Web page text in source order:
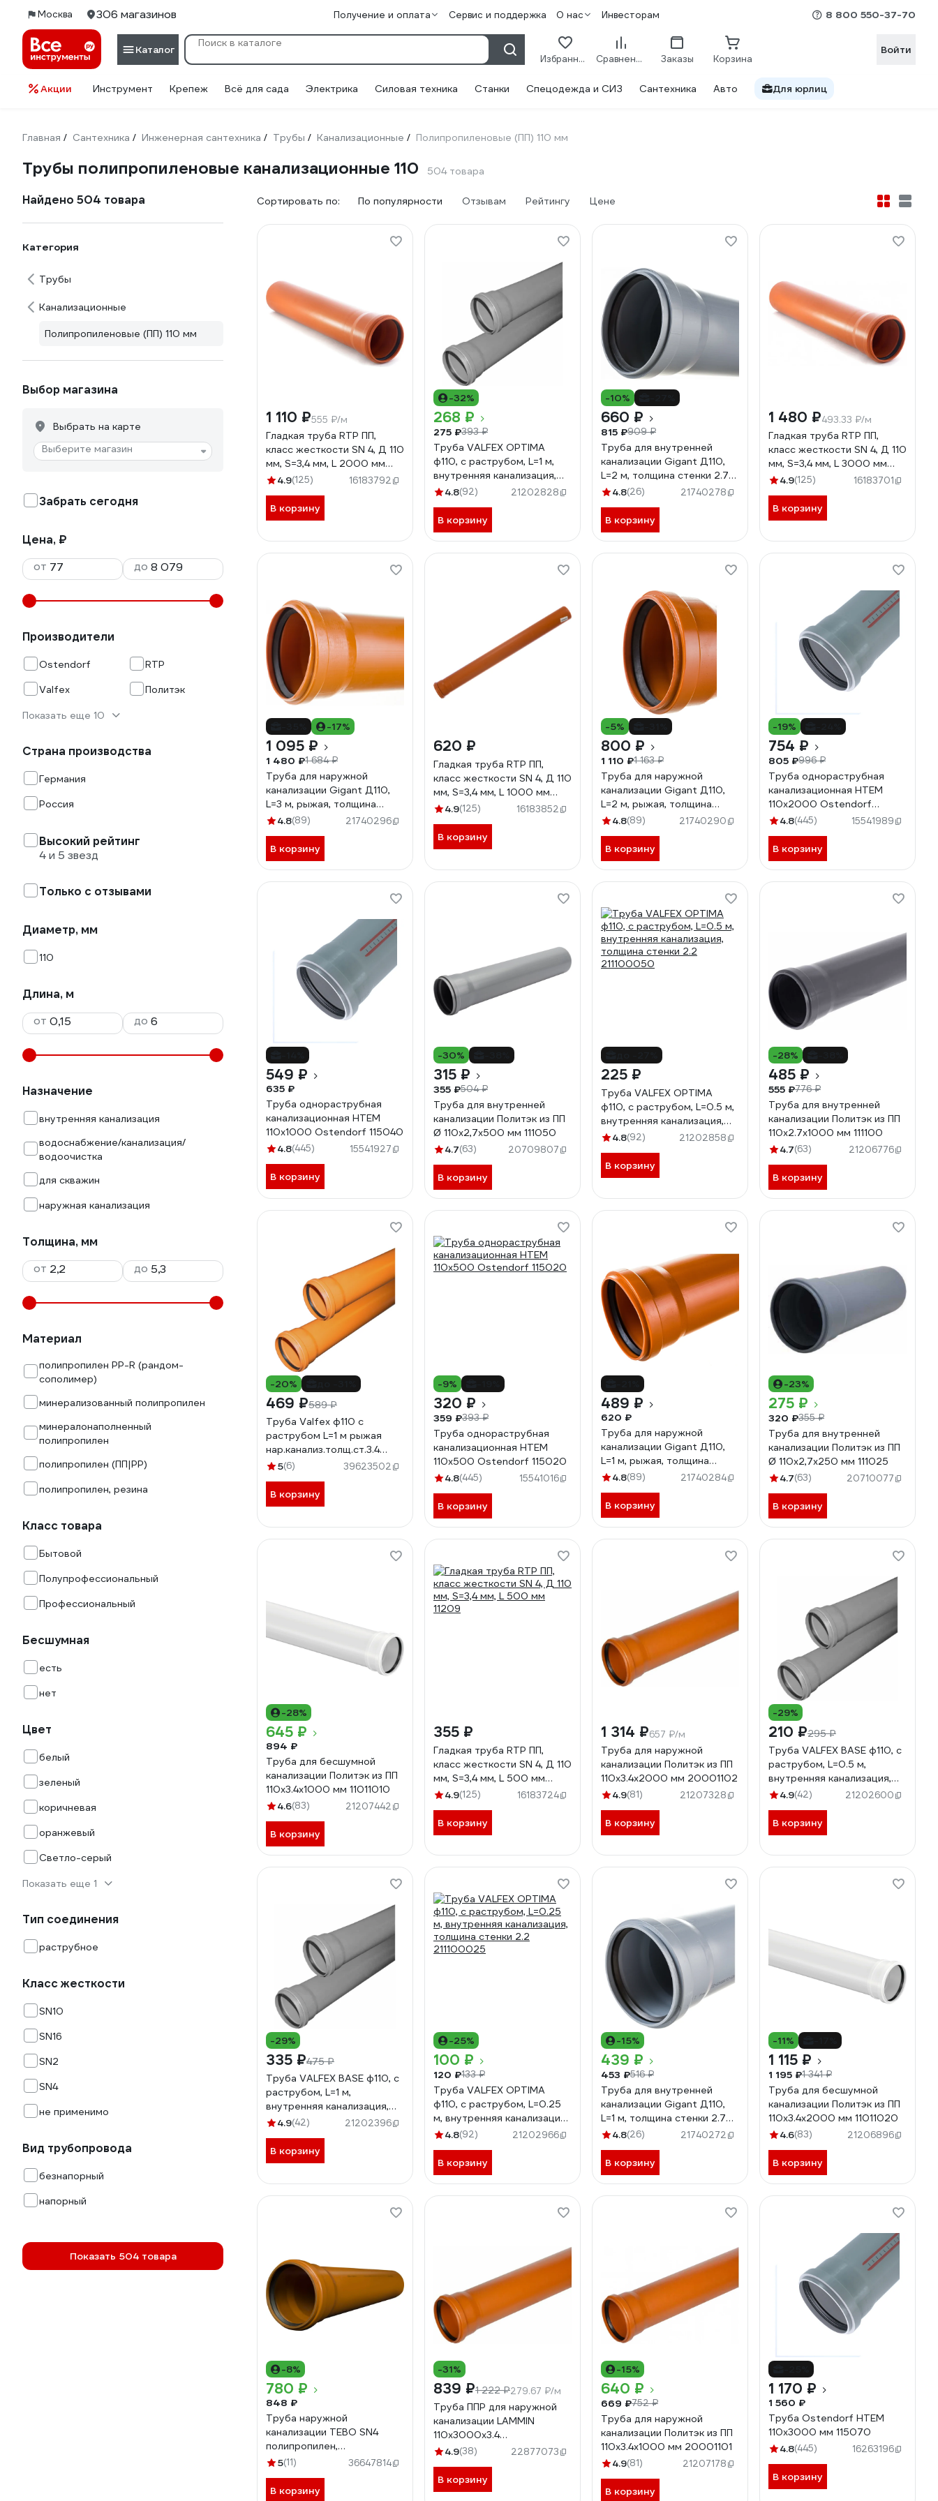
Москва 306 магазинов Получение и оплата Сервис и поддержка О нас Инвесторам 8 800 550-37-70
Каталог
Избранное Сравнение Заказы Корзина
Войти
Акции Инструмент Крепеж Всё для сада Электрика Силовая техника Станки Спецодежда и СИЗ Сантехника Авто Для юрлиц
Главная / Сантехника / Инженерная сантехника / Трубы / Канализационные / Полипропиленовые (ПП) 110 мм
Трубы полипропиленовые канализационные 110 504 товара
Найдено 504 товара
Категория
Трубы
Канализационные
Полипропиленовые (ПП) 110 мм
Выбор магазина
Выбрать на карте
Выберите магазин
Забрать сегодня
Цена, ₽
от
до
Производители
Ostendorf
RTP
Valfex
Политэк
Показать еще 10
Страна производства
Германия
Россия
Высокий рейтинг
4 и 5 звезд
Только с отзывами
Диаметр, мм
110
Длина, м
от
до
Назначение
внутренняя канализация
водоснабжение/канализация/
водоочистка
для скважин
наружная канализация
Толщина, мм
от
до
Материал
полипропилен PP-R (рандом-
сополимер)
минерализованный полипропилен
минералонаполненный
полипропилен
полипропилен (ПП|PP)
полипропилен, резина
Класс товара
Бытовой
Полупрофессиональный
Профессиональный
Бесшумная
есть
нет
Цвет
белый
зеленый
коричневая
оранжевый
Светло-серый
Показать еще 1
Тип соединения
раструбное
Класс жесткости
SN10
SN16
SN2
SN4
не применимо
Вид трубопровода
безнапорный
напорный
Показать 504 товара
Сортировать по: По популярности Отзывам Рейтингу Цене
1 110 ₽555 ₽/м
Гладкая труба RTP ПП,
класс жесткости SN 4, Д 110
мм, S=3,4 мм, L 2000 мм
112114.9(125) 16183792
В корзину
-32%
268 ₽
275 ₽393 ₽
Труба VALFEX OPTIMA
ф110, с раструбом, L=1 м,
внутренняя канализация,
толщина стенки 2.2
4.8(92) 21202828
В корзину
-10%
660 ₽
815 ₽909 ₽
Труба для внутренней
канализации Gigant Д110,
L=2 м, толщина стенки 2.7
мм GSG-26
4.8(26) 21740278
В корзину
1 480 ₽493.33 ₽/м
Гладкая труба RTP ПП,
класс жесткости SN 4, Д 110
мм, S=3,4 мм, L 3000 мм
11212
4.9(125) 16183701
В корзину
-17%
1 095 ₽
1 480 ₽1 684 ₽
Труба для наружной
канализации Gigant Д110,
L=3 м, рыжая, толщина
стенки 3.4 мм, класс
4.8(89) 21740296
В корзину
620 ₽
Гладкая труба RTP ПП,
класс жесткости SN 4, Д 110
мм, S=3,4 мм, L 1000 мм
11210
4.9(125) 16183852
В корзину
-5%
800 ₽
1 110 ₽1 163 ₽
Труба для наружной
канализации Gigant Д110,
L=2 м, рыжая, толщина
стенки 3.4 мм, класс
4.8(89) 21740290
В корзину
-19%
754 ₽
805 ₽996 ₽
Труба однораструбная
канализационная HTEM
110х2000 Ostendorf
115060
4.8(445) 15541989
В корзину
549 ₽
635 ₽
Труба однораструбная
канализационная HTEM
110х1000 Ostendorf 115040
4.8(445) 15541927
В корзину
-30%
315 ₽
355 ₽504 ₽
Труба для внутренней
канализации Политэк из ПП
Ø 110x2,7x500 мм 111050
4.7(63) 20709807
В корзину
225 ₽
Труба VALFEX OPTIMA
ф110, с раструбом, L=0.5 м,
внутренняя канализация,
толщина стенки 2.2
4.8(92) 21202858
В корзину
-28%
485 ₽
555 ₽776 ₽
Труба для внутренней
канализации Политэк из ПП
110х2.7х1000 мм 111100
4.7(63) 21206776
В корзину
-20%
469 ₽589 ₽
Труба Valfex ф110 с
раструбом L=1 м рыжая
нар.канализ.толщ.ст.3.4
301100100
5(6) 39623502
В корзину
-9%
320 ₽
359 ₽393 ₽
Труба однораструбная
канализационная HTEM
110х500 Ostendorf 115020
4.8(445) 15541016
В корзину
489 ₽
620 ₽
Труба для наружной
канализации Gigant Д110,
L=1 м, рыжая, толщина
стенки 3.4 мм, класс
4.8(89) 21740284
В корзину
-23%
275 ₽
320 ₽355 ₽
Труба для внутренней
канализации Политэк из ПП
Ø 110x2,7x250 мм 111025
4.7(63) 20710077
В корзину
-28%
645 ₽
894 ₽
Труба для бесшумной
канализации Политэк из ПП
110х3.4х1000 мм 11011010
4.6(83) 21207442
В корзину
355 ₽
Гладкая труба RTP ПП,
класс жесткости SN 4, Д 110
мм, S=3,4 мм, L 500 мм
11209
4.9(125) 16183724
В корзину
1 314 ₽657 ₽/м
Труба для наружной
канализации Политэк из ПП
110х3.4х2000 мм 20001102
4.9(81) 21207328
В корзину
-29%
210 ₽295 ₽
Труба VALFEX BASE ф110, с
раструбом, L=0.5 м,
внутренняя канализация,
толщина стенки 2.7
4.9(42) 21202600
В корзину
-29%
335 ₽475 ₽
Труба VALFEX BASE ф110, с
раструбом, L=1 м,
внутренняя канализация,
толщина стенки 2.7
4.9(42) 21202396
В корзину
-25%
100 ₽
120 ₽133 ₽
Труба VALFEX OPTIMA
ф110, с раструбом, L=0.25
м, внутренняя канализация,
толщина стенки 2.2
4.8(92) 21202966
В корзину
-15%
439 ₽
453 ₽516 ₽
Труба для внутренней
канализации Gigant Д110,
L=1 м, толщина стенки 2.7
мм GSG-25
4.8(26) 21740272
В корзину
-11%
1 115 ₽
1 195 ₽1 341 ₽
Труба для бесшумной
канализации Политэк из ПП
110х3.4х2000 мм 11011020
4.6(83) 21206896
В корзину
-8%
780 ₽
848 ₽
Труба наружной
канализации TEBO SN4
полипропилен,
110x3.4x2000 мм
5(11) 36647814
В корзину
-31%
839 ₽1 222 ₽279.67 ₽/м
Труба ППР для наружной
канализации LAMMIN
110x3000x3.4
Lm36101003000
4.9(38) 22877073
В корзину
-15%
640 ₽
669 ₽752 ₽
Труба для наружной
канализации Политэк из ПП
110х3.4х1000 мм 20001101
4.9(81) 21207178
В корзину
1 170 ₽
1 560 ₽
Труба Ostendorf HTEM
110х3000 мм 115070
4.8(445) 16263196
В корзину